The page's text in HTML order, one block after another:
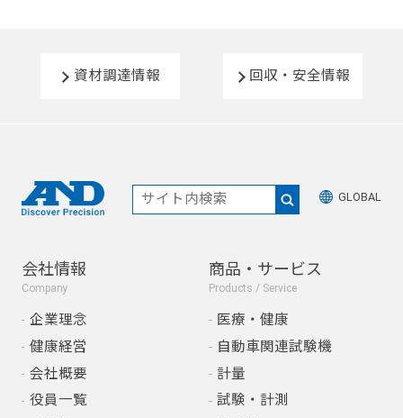
資材調達情報 回収・安全情報
GLOBAL
会社情報
Company
企業理念
健康経営
会社概要
役員一覧
商品・サービス
Products / Service
医療・健康
自動車関連試験機
計量
試験・計測